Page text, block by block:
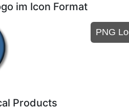
im Icon Format
PNG
Products